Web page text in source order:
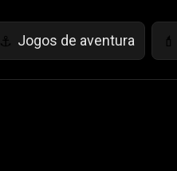
⚓ Jogos de aventura 💄